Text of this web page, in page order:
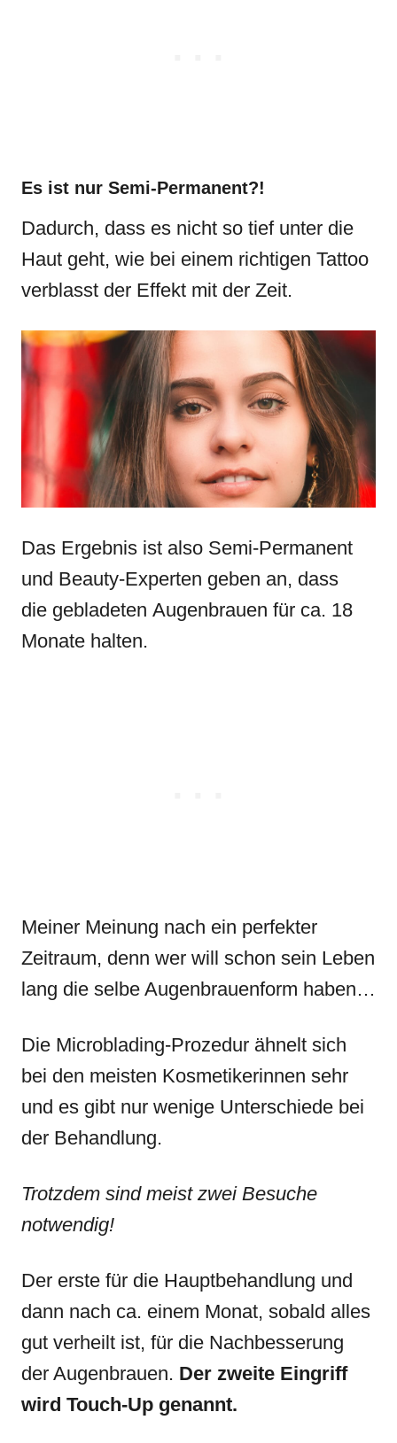
Es ist nur Semi-Permanent?!
Dadurch, dass es nicht so tief unter die
Haut geht, wie bei einem richtigen Tattoo
verblasst der Effekt mit der Zeit.
Das Ergebnis ist also Semi-Permanent
und Beauty-Experten geben an, dass
die gebladeten Augenbrauen für ca. 18
Monate halten.
Meiner Meinung nach ein perfekter
Zeitraum, denn wer will schon sein Leben
lang die selbe Augenbrauenform haben…
Die Microblading-Prozedur ähnelt sich
bei den meisten Kosmetikerinnen sehr
und es gibt nur wenige Unterschiede bei
der Behandlung.
Trotzdem sind meist zwei Besuche
notwendig!
Der erste für die Hauptbehandlung und
dann nach ca. einem Monat, sobald alles
gut verheilt ist, für die Nachbesserung
der Augenbrauen. Der zweite Eingriff
wird Touch-Up genannt.